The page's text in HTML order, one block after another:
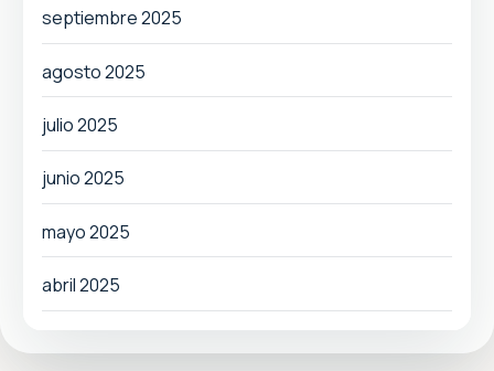
septiembre 2025
agosto 2025
julio 2025
junio 2025
mayo 2025
abril 2025